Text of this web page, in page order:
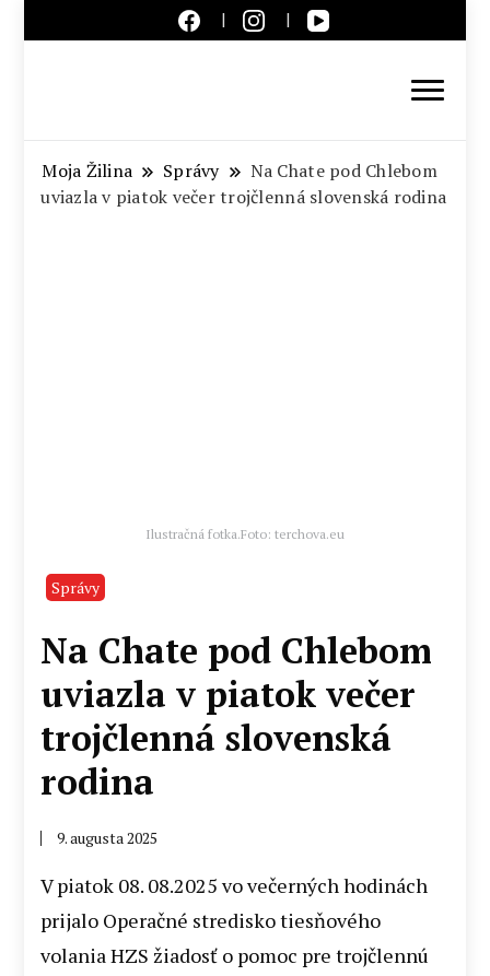
Slovensko
Moja Žilina Správy
Na Chate pod Chlebom
uviazla v piatok večer trojčlenná slovenská rodina
Ilustračná fotka.Foto: terchova.eu
Správy
Na Chate pod Chlebom
uviazla v piatok večer
trojčlenná slovenská
rodina
9. augusta 2025
V piatok 08. 08.2025 vo večerných hodinách
prijalo Operačné stredisko tiesňového
volania HZS žiadosť o pomoc pre trojčlennú